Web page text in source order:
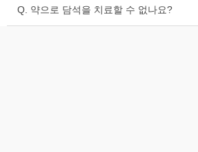
Q. 약으로 담석을 치료할 수 없나요?